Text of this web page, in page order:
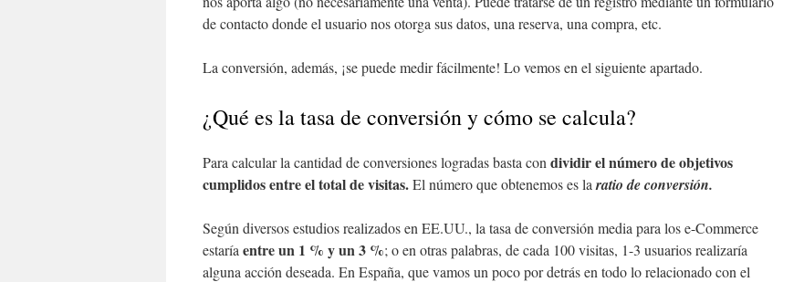
de contacto donde el usuario nos otorga sus datos, una reserva, una compra, etc.
La conversión, además, ¡se puede medir fácilmente! Lo vemos en el siguiente apartado.
¿Qué es la tasa de conversión y cómo se calcula?
Para calcular la cantidad de conversiones logradas basta con dividir el número de objetivos
cumplidos entre el total de visitas.El número que obtenemos es la ratio de conversión.
Según diversos estudios realizados en EE.UU., la tasa de conversión media para los e-Commerce
estaría entre un 1 % y un 3 %; o en otras palabras, de cada 100 visitas, 1-3 usuarios realizaría
alguna acción deseada. En España, que vamos un poco por detrás en todo lo relacionado con el